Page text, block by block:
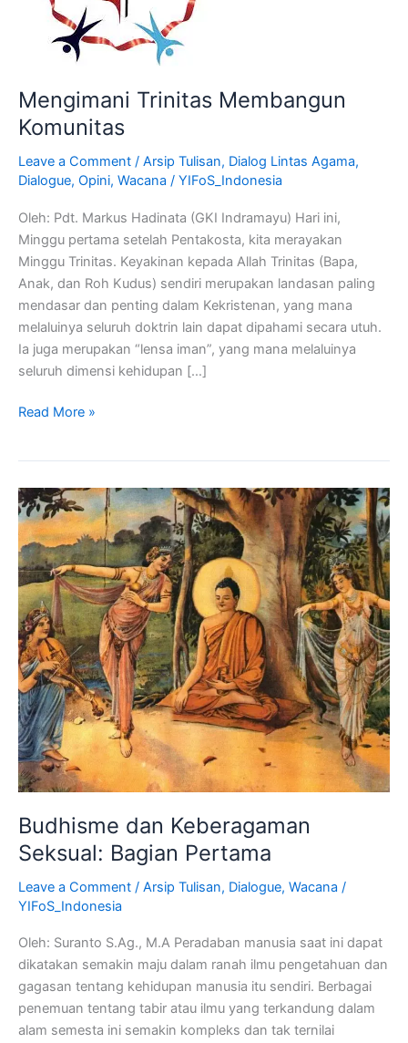
Mengimani Trinitas Membangun
Komunitas
Leave a Comment / Arsip Tulisan, Dialog Lintas Agama,
Dialogue, Opini, Wacana / YIFoS_Indonesia
Oleh: Pdt. Markus Hadinata (GKI Indramayu) Hari ini,
Minggu pertama setelah Pentakosta, kita merayakan
Minggu Trinitas. Keyakinan kepada Allah Trinitas (Bapa,
Anak, dan Roh Kudus) sendiri merupakan landasan paling
mendasar dan penting dalam Kekristenan, yang mana
melaluinya seluruh doktrin lain dapat dipahami secara utuh.
Ia juga merupakan “lensa iman”, yang mana melaluinya
seluruh dimensi kehidupan […]
Read More »
Budhisme dan Keberagaman
Seksual: Bagian Pertama
Leave a Comment / Arsip Tulisan, Dialogue, Wacana /
YIFoS_Indonesia
Oleh: Suranto S.Ag., M.A Peradaban manusia saat ini dapat
dikatakan semakin maju dalam ranah ilmu pengetahuan dan
gagasan tentang kehidupan manusia itu sendiri. Berbagai
penemuan tentang tabir atau ilmu yang terkandung dalam
alam semesta ini semakin kompleks dan tak ternilai
Budhisme
dan
Keberagaman
Seksual:
Bagian
Pertama